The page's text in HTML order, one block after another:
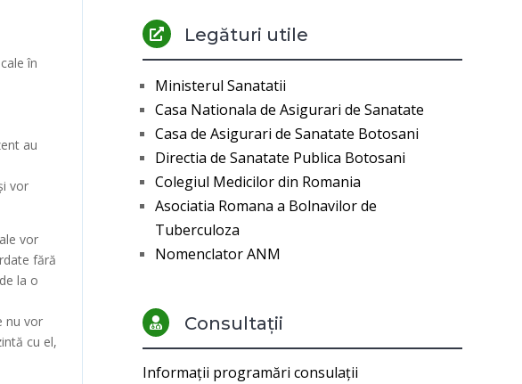
în
au
vor
vor
fără
la o
nu vor
cu el,
 Legături utile
Ministerul Sanatatii
Casa Nationala de Asigurari de Sanatate
Casa de Asigurari de Sanatate Botosani
Directia de Sanatate Publica Botosani
Colegiul Medicilor din Romania
Asociatia Romana a Bolnavilor de
Tuberculoza
Nomenclator ANM
 Consultații
Informații programări consulații